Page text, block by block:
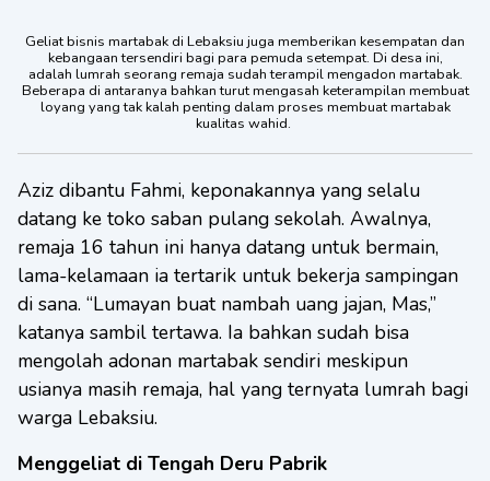
Geliat bisnis martabak di Lebaksiu juga memberikan kesempatan dan
kebangaan tersendiri bagi para pemuda setempat. Di desa ini,
adalah lumrah seorang remaja sudah terampil mengadon martabak.
Beberapa di antaranya bahkan turut mengasah keterampilan membuat
loyang yang tak kalah penting dalam proses membuat martabak
kualitas wahid.
Aziz dibantu Fahmi, keponakannya yang selalu
datang ke toko saban pulang sekolah. Awalnya,
remaja 16 tahun ini hanya datang untuk bermain,
lama-kelamaan ia tertarik untuk bekerja sampingan
di sana. “Lumayan buat nambah uang jajan, Mas,”
katanya sambil tertawa. Ia bahkan sudah bisa
mengolah adonan martabak sendiri meskipun
usianya masih remaja, hal yang ternyata lumrah bagi
warga Lebaksiu.
Menggeliat di Tengah Deru Pabrik